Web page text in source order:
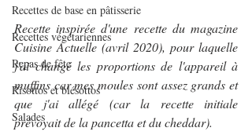
Recettes de base en pâtisserie
Recettes végétariennes
Repas de fête
Risottos et blésottos
Salades
Recette inspirée d'une recette du magazine
Cuisine Actuelle (avril 2020), pour laquelle
j'ai changé les proportions de l'appareil à
muffins car mes moules sont assez grands et
que j'ai allégé (car la recette initiale
prévoyait de la pancetta et du cheddar).